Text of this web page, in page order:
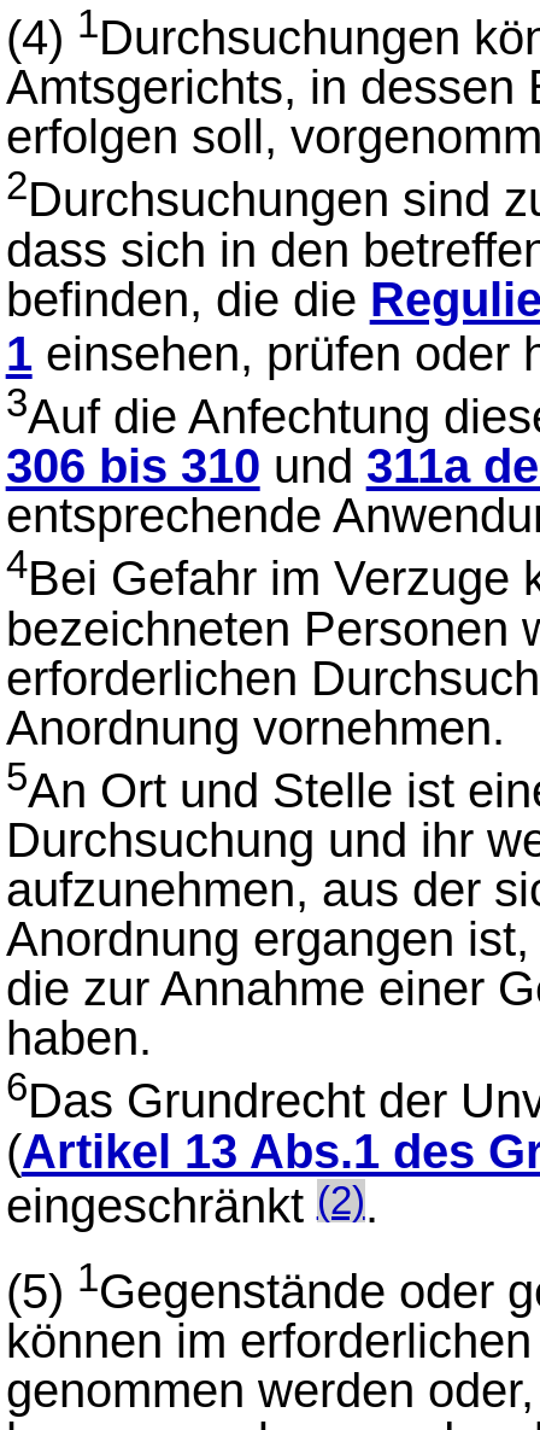
(4) 1Durchsuchungen
Amtsgerichts, in dessen
erfolgen soll,
2Durchsuchungen sind
dass sich in den
befinden, die die
1einsehen, prüfen oder
3Auf die Anfechtung
306 bis 310 und 311a
entsprechende
4Bei Gefahr im Verzuge
bezeichneten Personen
erforderlichen
Anordnung vornehmen.
5An Ort und Stelle ist
Durchsuchung und ihr
aufzunehmen, aus der
Anordnung ergangen
die zur Annahme einer
haben.
6Das Grundrecht der
(Artikel 13 Abs.1 des
eingeschränkt(2).
(5) 1Gegenstände oder
können im
genommen werden